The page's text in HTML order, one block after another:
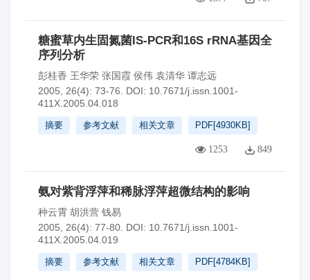
糖蜜草内生固氮菌IS-PCR和16S rRNA基因全
序列分析
彭桂香 王华荣 张国霞 侯伟 袁清华 谭志远
2005, 26(4): 73-76.
DOI: 10.7671/j.issn.1001-
411X.2005.04.018
摘要 参考文献 相关文章 PDF[4930KB]
1253 849
氨对紫背浮萍和稀脉浮萍超微结构的影响
种云霄 胡洪营 钱易
2005, 26(4): 77-80. DOI: 10.7671/j.issn.1001-
411X.2005.04.019
摘要 参考文献 相关文章 PDF[4784KB]